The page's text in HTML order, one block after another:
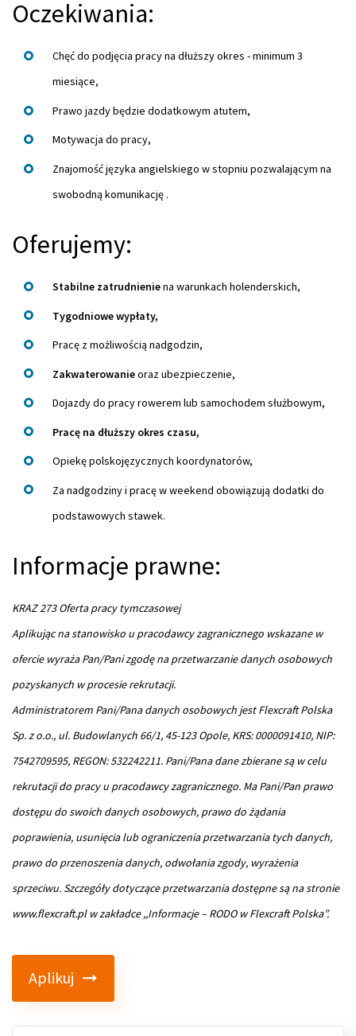
Oczekiwania:
Chęć do podjęcia pracy na dłuższy okres - minimum 3
miesiące,
Prawo jazdy będzie dodatkowym atutem,
Motywacja do pracy,
Znajomość języka angielskiego w stopniu pozwalającym na
swobodną komunikację .
Oferujemy:
Stabilne zatrudnieniena warunkach holenderskich,
Tygodniowe wypłaty,
Pracę z możliwością nadgodzin,
Zakwaterowanieoraz ubezpieczenie,
Dojazdy do pracy rowerem lub samochodem służbowym,
Pracę na dłuższy okres czasu,
Opiekę polskojęzycznych koordynatorów,
Za nadgodziny i pracę w weekend obowiązują dodatki do
podstawowych stawek.
Informacje prawne:
KRAZ 273 Oferta pracy tymczasowej
Aplikując na stanowisko u pracodawcy zagranicznego wskazane w
ofercie wyraża Pan/Pani zgodę na przetwarzanie danych osobowych
pozyskanych w procesie rekrutacji.
Administratorem Pani/Pana danych osobowych jest Flexcraft Polska
Sp. z o.o., ul. Budowlanych 66/1, 45-123 Opole, KRS: 0000091410, NIP:
7542709595, REGON: 532242211. Pani/Pana dane zbierane są w celu
rekrutacji do pracy u pracodawcy zagranicznego. Ma Pani/Pan prawo
dostępu do swoich danych osobowych, prawo do żądania
poprawienia, usunięcia lub ograniczenia przetwarzania tych danych,
prawo do przenoszenia danych, odwołania zgody, wyrażenia
sprzeciwu. Szczegóły dotyczące przetwarzania dostępne są na stronie
www.flexcraft.pl w zakładce ,,Informacje – RODO w Flexcraft Polska”.
Aplikuj